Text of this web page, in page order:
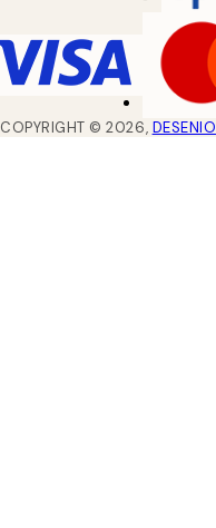
COPYRIGHT ©2026, DESENIO